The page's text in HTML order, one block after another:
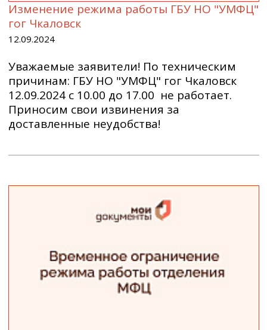
Изменение режима работы ГБУ НО "УМФЦ"
гог Чкаловск
12.09.2024
Уважаемые заявители! По техническим
причинам: ГБУ НО "УМФЦ" гог Чкаловск
12.09.2024 с 10.00 до 17.00 не работает.
Приносим свои извинения за
доставленные неудобства!